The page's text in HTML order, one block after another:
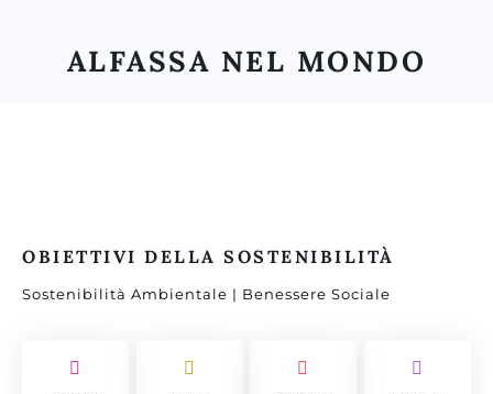
ALFASSA NEL MONDO
OBIETTIVI DELLA SOSTENIBILITÀ
Sostenibilità Ambientale | Benessere Sociale